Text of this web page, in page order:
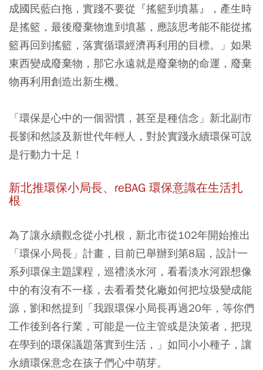
成國民藍白拖，實踐不要從『搖籃到墳墓』，產生時
是搖籃，最後廢棄物進到墳墓，應該思考能不能從搖
籃再回到搖籃，落實循環經濟再利用的目標。」如果
東西變成廢棄物，那它永遠就是廢棄物的命運，廢棄
物再利用創造出新生機。
「環保是心中的一個習慣，甚至是種信念」新北副市
長劉和然談及新世代年輕人，對於實踐永續環保可說
是行動力十足！
新北推環保小局長、reBAG 環保意識在生活扎
根
為了讓永續觀念從小扎根，新北市從102年開始推出
「環保小局長」計畫，目前已舉辦到第8屆，設計一
系列環保主題課程，巡禮淡水河，看看淡水河跟想像
中的有沒有不一樣，去看看焚化廠如何把垃圾變成能
源，劉和然提到「我跟環保小局長再過20年，等你們
工作後到各行業，可能是一位主管或是決策者，把現
在學到的環保議題落實到生活，」如同小小種子，讓
永續環保意念在孩子們心中萌芽。